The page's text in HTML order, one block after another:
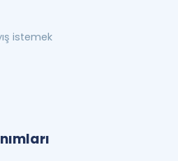
istemek